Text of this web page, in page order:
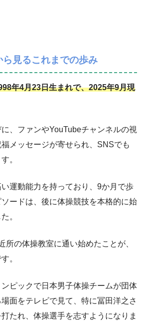
見るこれまでの歩み
年4月23日生まれで、2025年9月現
、ファンやYouTubeチャンネルの視
メッセージが寄せられ、SNSでも
。
運動能力を持っており、9か月で歩
ードは、後に体操競技を本格的に始
。
所の体操教室に通い始めたことが、
。
ピックで日本男子体操チームが団体
面をテレビで見て、特に冨田洋之さ
たれ、体操選手を志すようになりま